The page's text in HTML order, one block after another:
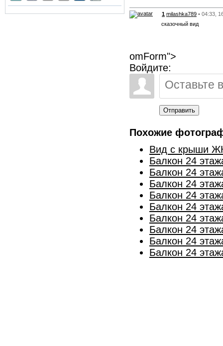
1 milashka789 • 04:33,
сказочный вид
omForm">
Войдите:
Отправить
Похожие
Вид с крыши
Балкон 24
Балкон 24
Балкон 24
Балкон 24
Балкон 24
Балкон 24
Балкон 24
Балкон 24
Балкон 24